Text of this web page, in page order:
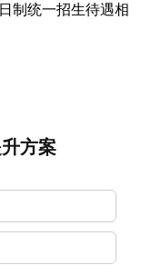
制统一招生待遇相
方案